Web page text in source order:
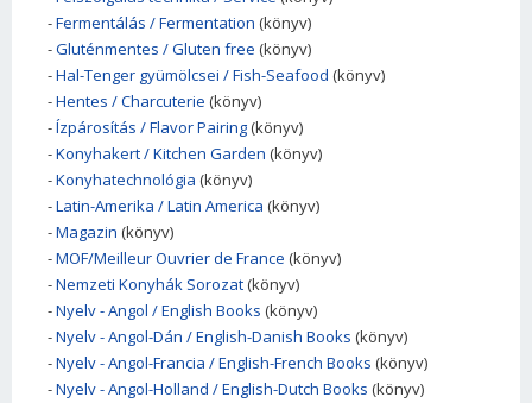
-Fermentálás / Fermentation (könyv)
-Gluténmentes / Gluten free (könyv)
-Hal-Tenger gyümölcsei / Fish-Seafood (könyv)
-Hentes / Charcuterie (könyv)
-Ízpárosítás / Flavor Pairing (könyv)
-Konyhakert / Kitchen Garden (könyv)
-Konyhatechnológia (könyv)
-Latin-Amerika / Latin America (könyv)
-Magazin (könyv)
-MOF/Meilleur Ouvrier de France (könyv)
-Nemzeti Konyhák Sorozat (könyv)
-Nyelv - Angol / English Books (könyv)
-Nyelv - Angol-Dán / English-Danish Books (könyv)
-Nyelv - Angol-Francia / English-French Books (könyv)
-Nyelv - Angol-Holland / English-Dutch Books (könyv)